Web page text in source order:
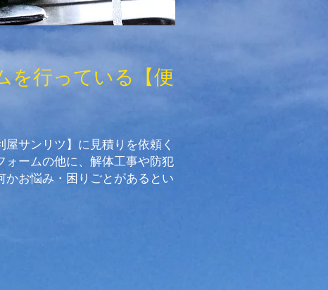
を行っている【便
サンリツ】に見積りを依頼く
ームの他に、解体工事や防犯
お悩み・困りごとがあるとい